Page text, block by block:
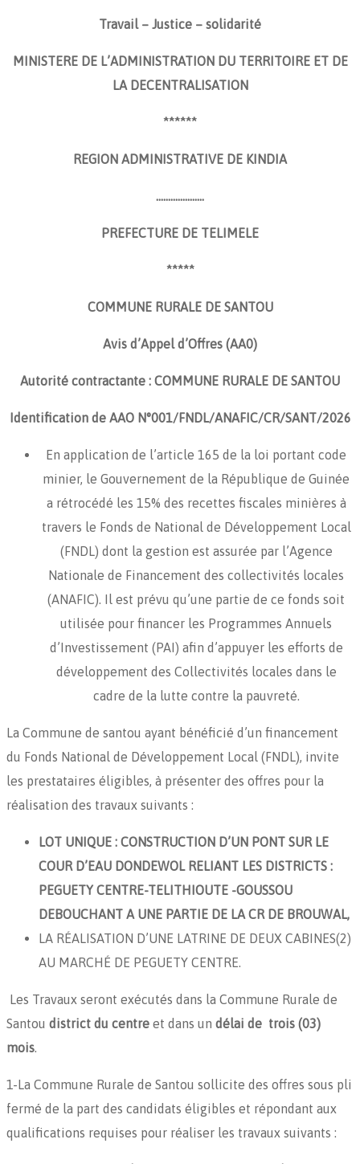
Travail – Justice – solidarité
MINISTERE DE L’ADMINISTRATION DU TERRITOIRE ET DE
LA DECENTRALISATION
******
REGION ADMINISTRATIVE DE KINDIA
………………..
PREFECTURE DE TELIMELE
*****
COMMUNE RURALE DE SANTOU
Avis d’Appel d’Offres (AA0)
Autorité contractante : COMMUNE RURALE DE SANTOU
Identification de AAO N°001/FNDL/ANAFIC/CR/SANT/2026
En application de l’article 165 de la loi portant code
minier, le Gouvernement de la République de Guinée
a rétrocédé les 15% des recettes fiscales minières à
travers le Fonds de National de Développement Local
(FNDL) dont la gestion est assurée par l’Agence
Nationale de Financement des collectivités locales
(ANAFIC). Il est prévu qu’une partie de ce fonds soit
utilisée pour financer les Programmes Annuels
d’Investissement (PAI) afin d’appuyer les efforts de
développement des Collectivités locales dans le
cadre de la lutte contre la pauvreté.
La Commune de santou ayant bénéficié d’un financement
du Fonds National de Développement Local (FNDL), invite
les prestataires éligibles, à présenter des offres pour la
réalisation des travaux suivants :
LOT UNIQUE : CONSTRUCTION D’UN PONT SUR LE
COUR D’EAU DONDEWOL RELIANT LES DISTRICTS :
PEGUETY CENTRE-TELITHIOUTE -GOUSSOU
DEBOUCHANT A UNE PARTIE DE LA CR DE BROUWAL,
LA RÉALISATION D’UNE LATRINE DE DEUX CABINES(2)
AU MARCHÉ DE PEGUETY CENTRE.
Les Travaux seront exécutés dans la Commune Rurale de
Santou district du centre et dans un délai de trois (03)
mois.
1-La Commune Rurale de Santou sollicite des offres sous pli
fermé de la part des candidats éligibles et répondant aux
qualifications requises pour réaliser les travaux suivants :